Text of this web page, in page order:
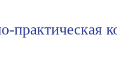
практическая